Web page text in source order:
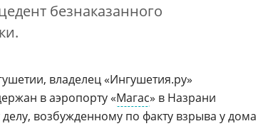
безнаказанного
владелец «Ингушетия.ру»
в аэропорту «Магас» в Назрани
возбужденному по факту взрыва у дома